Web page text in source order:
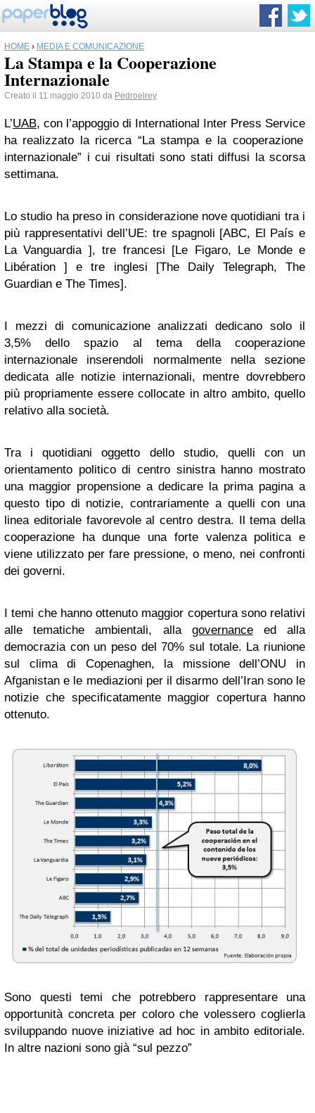
HOME › MEDIA E COMUNICAZIONE
La Stampa e la Cooperazione
Internazionale
Creato il 11 maggio 2010 da Pedroelrey
L’UAB, con l’appoggio di International Inter Press Service
ha realizzato la ricerca “La stampa e la cooperazione
internazionale” i cui risultati sono stati diffusi la scorsa
settimana.
Lostudio ha preso in considerazione nove quotidiani tra i
più rappresentativi dell’UE: tre spagnoli [ABC, El País e
La Vanguardia ], tre francesi [Le Figaro, Le Monde e
Libération ] e tre inglesi [The Daily Telegraph, The
Guardian e The Times].
I mezzi di comunicazione analizzati dedicano solo il
3,5% dello spazio al tema della cooperazione
internazionale inserendoli normalmente nella sezione
dedicata alle notizie internazionali, mentre dovrebbero
più propriamente essere collocate in altro ambito, quello
relativo alla società.
Tra i quotidiani oggetto dello studio, quelli con un
orientamento politico di centro sinistra hanno mostrato
una maggior propensione a dedicare la prima pagina a
questo tipo di notizie, contrariamente a quelli con una
linea editoriale favorevole al centro destra. Il tema della
cooperazione ha dunque una forte valenza politica e
viene utilizzato per fare pressione, o meno, nei confronti
dei governi.
I temi che hanno ottenuto maggior copertura sono relativi
alle tematiche ambientali, alla governanceed alla
democrazia con un peso del 70% sul totale. La riunione
sul clima di Copenaghen, la missione dell’ONU in
Afganistan e le mediazioni per il disarmo dell’Iran sono le
notizie che specificatamente maggior copertura hanno
ottenuto.
Sono questi temi che potrebbero rappresentare una
opportunità concreta per coloro che volessero coglierla
sviluppando nuove iniziative ad hoc in ambito editoriale.
In altre nazioni sono già “sul pezzo”